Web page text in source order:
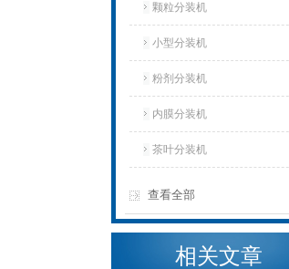
颗粒分装机
小型分装机
粉剂分装机
内膜分装机
茶叶分装机
查看全部
相关文章